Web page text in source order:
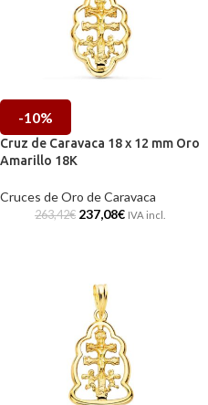
-10%
Cruz de Caravaca 18 x 12 mm Oro
Amarillo 18K
Cruces de Oro de Caravaca
263,42€ 237,08€ IVA incl.